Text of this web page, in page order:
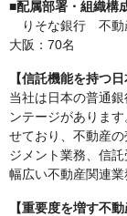
■配属部署・組織構
りそな銀行 不動
大阪：70名
【信託機能を持つ
当社は日本の普通
ンテージがありま
せており、不動産
ジメント業務、信
幅広い不動産関連業
【重要度を増す不動